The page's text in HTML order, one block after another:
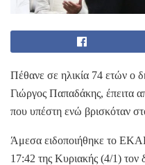
Πέθανε σε ηλικία 74 ετών ο
Γιώργος Παπαδάκης, έπειτα
που υπέστη ενώ βρισκόταν
Άμεσα ειδοποιήθηκε το
17:42 της Κυριακής (4/1) τον